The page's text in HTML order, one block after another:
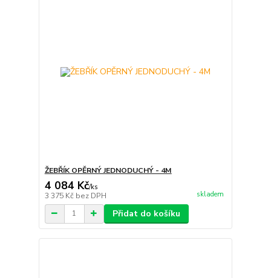
ŽEBŘÍK OPĚRNÝ JEDNODUCHÝ - 4M
4 084 Kč/ks
3 375 Kč bez DPH skladem
Přidat do košíku